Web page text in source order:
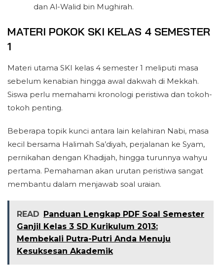
dan Al-Walid bin Mughirah.
MATERI POKOK SKI KELAS 4 SEMESTER
1
Materi utama SKI kelas 4 semester 1 meliputi masa
sebelum kenabian hingga awal dakwah di Mekkah.
Siswa perlu memahami kronologi peristiwa dan tokoh-
tokoh penting.
Beberapa topik kunci antara lain kelahiran Nabi, masa
kecil bersama Halimah Sa’diyah, perjalanan ke Syam,
pernikahan dengan Khadijah, hingga turunnya wahyu
pertama. Pemahaman akan urutan peristiwa sangat
membantu dalam menjawab soal uraian.
READ Panduan Lengkap PDF Soal Semester
Ganjil Kelas 3 SD Kurikulum 2013:
Membekali Putra-Putri Anda Menuju
Kesuksesan Akademik